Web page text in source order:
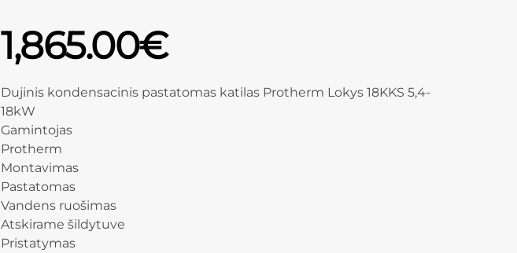
1,865.00€
Dujinis kondensacinis pastatomas katilas Protherm Lokys 18KKS 5,4-
18kW
Gamintojas
Protherm
Montavimas
Pastatomas
Vandens ruošimas
Atskirame šildytuve
Pristatymas